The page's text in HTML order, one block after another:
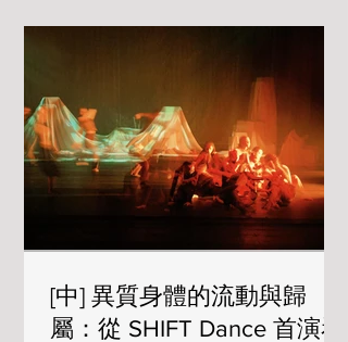
[中] 異質身體的流動與歸
屬：從 SHIFT Dance 首演看